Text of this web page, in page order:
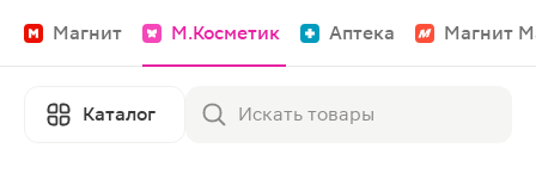
Магнит М.Косметик Аптека Магнит
Каталог